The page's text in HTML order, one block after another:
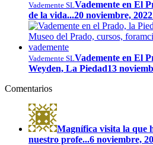
Vademente SLVademente en El
de la vida...20 noviembre,
Vademente SLVademente en El
Weyden, La Piedad13
Comentarios
Magnífica visita la que
nuestro profe...6 noviembre,